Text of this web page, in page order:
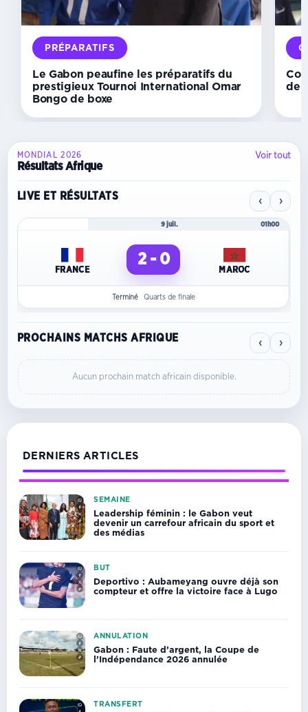
dirigeants
des
clubs
de
l’Estuaire
PRÉPARATIFS
Le Gabon peaufine les préparatifs du
prestigieux Tournoi International Omar
Bongo de boxe
de
MONDIAL 2026
Résultats Afrique
Voir tout
LIVE ET RÉSULTATS ‹ ›
9 juil. 01h00
FRANCE
2 - 0
MAROC
Terminé Quarts de finale
PROCHAINS MATCHS AFRIQUE ‹ ›
Aucun prochain match africain disponible.
DERNIERS ARTICLES
SEMAINE
Leadership féminin : le Gabon veut
devenir un carrefour africain du sport et
des médias
BUT
Deportivo : Aubameyang ouvre déjà son
compteur et offre la victoire face à Lugo
ANNULATION
Gabon : Faute d’argent, la Coupe de
l’Indépendance 2026 annulée
TRANSFERT